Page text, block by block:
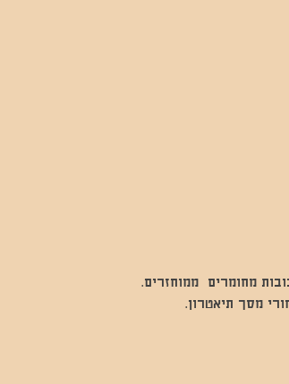
מחומרים  ממוחזרים.
מסך תיאטרון.